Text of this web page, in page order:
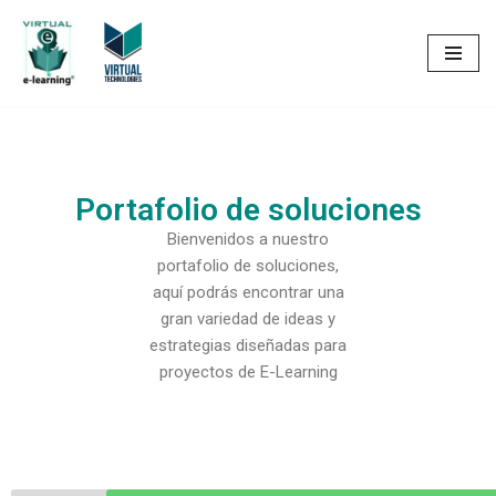
Saltar
al
Portafolio de soluciones
Bienvenidos a nuestro
portafolio de soluciones,
aquí podrás encontrar una
gran variedad de ideas y
estrategias diseñadas para
proyectos de E-Learning